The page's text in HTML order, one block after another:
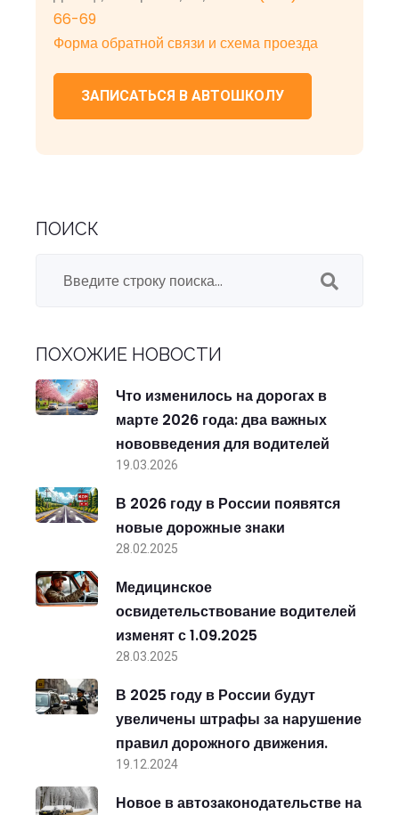
66-69
Форма обратной связи и схема проезда
ЗАПИСАТЬСЯ В АВТОШКОЛУ
ПОИСК
ПОХОЖИЕ НОВОСТИ
Что изменилось на дорогах в
марте 2026 года: два важных
нововведения для водителей
19.03.2026
В 2026 году в России появятся
новые дорожные знаки
28.02.2025
Медицинское
освидетельствование водителей
изменят с 1.09.2025
28.03.2025
В 2025 году в России будут
увеличены штрафы за нарушение
правил дорожного движения.
19.12.2024
Новое в автозаконодательстве на